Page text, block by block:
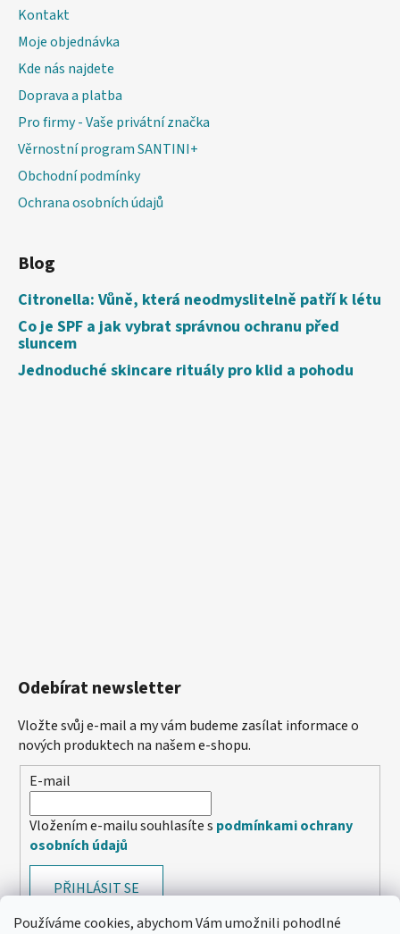
Používáme cookies, abychom Vám umožnili pohodlné
Kontakt
Moje objednávka
Kde nás najdete
Doprava a platba
Pro firmy - Vaše privátní značka
Věrnostní program SANTINI+
Obchodní podmínky
Ochrana osobních údajů
Blog
Citronella: Vůně, která neodmyslitelně patří k létu
Co je SPF a jak vybrat správnou ochranu před
sluncem
Jednoduché skincare rituály pro klid a pohodu
Odebírat newsletter
Vložte svůj e-mail a my vám budeme zasílat informace o
nových produktech na našem e-shopu.
E-mail
Vložením e-mailu souhlasíte s podmínkami ochrany
osobních údajů
PŘIHLÁSIT SE